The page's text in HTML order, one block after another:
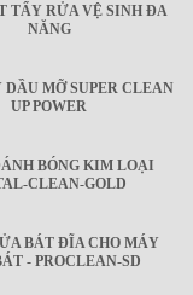
TẨY RỬA VỆ SINH ĐA
NĂNG
MỠ SUPER CLEAN
UP POWER
BÓNG KIM LOẠI
CLEAN-GOLD
BÁT ĐĨA CHO MÁY
- PROCLEAN-SD